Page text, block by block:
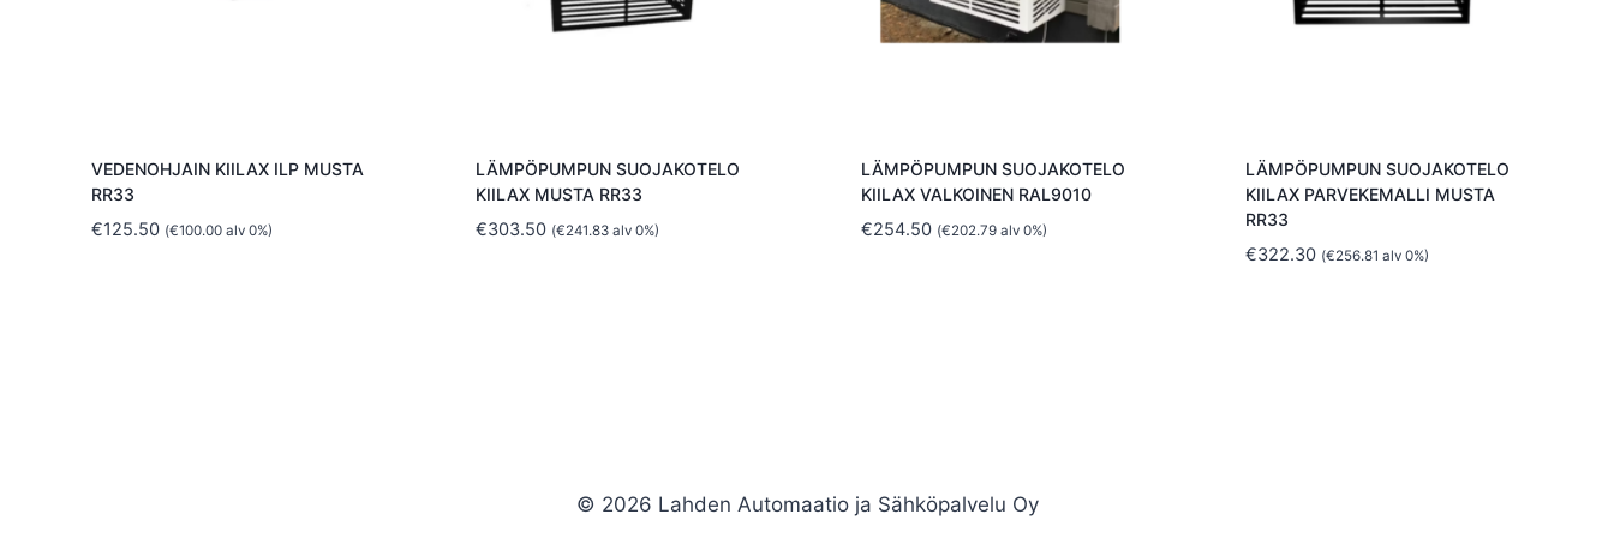
VEDENOHJAIN KIILAX ILP MUSTA
RR33
€125.50 (€100.00alv 0%)
LÄMPÖPUMPUN SUOJAKOTELO
KIILAX MUSTA RR33
€303.50 (€241.83 alv 0%)
LÄMPÖPUMPUN SUOJAKOTELO
KIILAX VALKOINEN RAL9010
€254.50 (€202.79alv 0%)
LÄMPÖPUMPUN SUOJAKOTELO
KIILAX PARVEKEMALLI MUSTA
RR33
€322.30 (€256.81 alv 0%)
© 2026 Lahden Automaatio ja Sähköpalvelu Oy